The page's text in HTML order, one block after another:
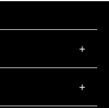
+
+